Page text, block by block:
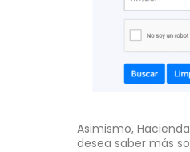
Asimismo,
desea saber más